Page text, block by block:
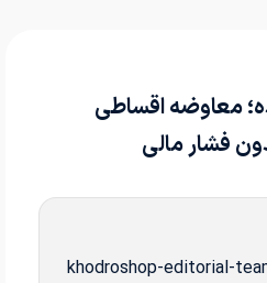
معاوضه اقساطی
فشار مالی
khodroshop-editorial-